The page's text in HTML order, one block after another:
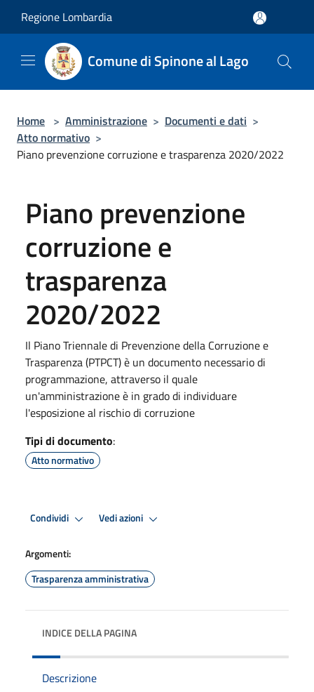
Regione Lombardia
Comune di Spinone al Lago
Home > Amministrazione > Documenti e dati >
Atto normativo >
Piano prevenzione corruzione e trasparenza 2020/2022
Piano prevenzione
corruzione e
trasparenza
2020/2022
Il Piano Triennale di Prevenzione della Corruzione e
Trasparenza (PTPCT) è un documento necessario di
programmazione, attraverso il quale
un'amministrazione è in grado di individuare
l'esposizione al rischio di corruzione
Tipi di documento:
Atto normativo
Condividi Vedi azioni
Argomenti:
Trasparenza amministrativa
INDICE DELLA PAGINA
Descrizione